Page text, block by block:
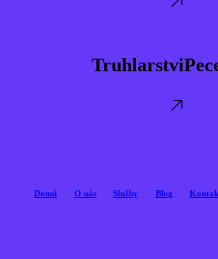
Domů O nás Služby Blog